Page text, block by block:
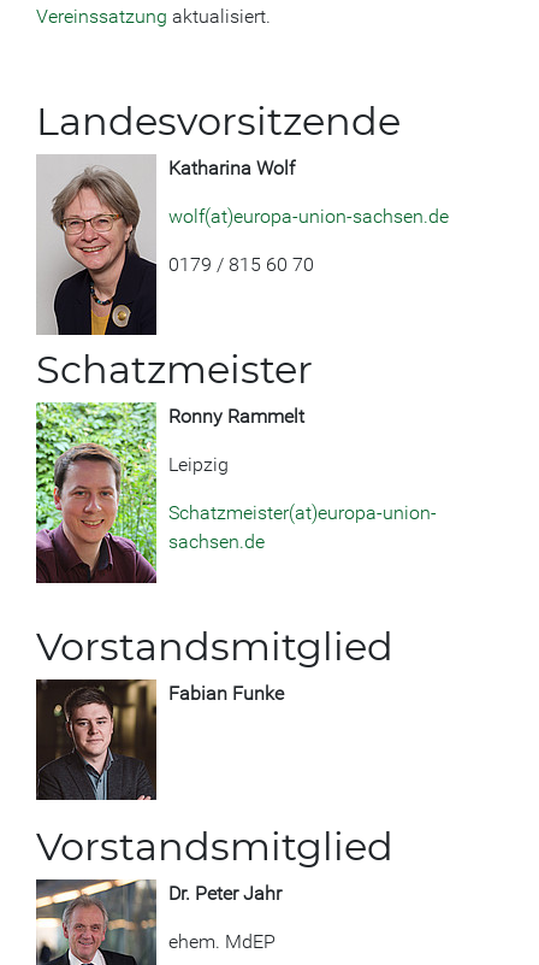
Vereinssatzung aktualisiert.
Landesvorsitzende
Katharina Wolf
wolf(at)europa-union-sachsen.de
0179 / 815 60 70
Schatzmeister
Ronny Rammelt
Leipzig
Schatzmeister(at)europa-union-
sachsen.de
Vorstandsmitglied
Fabian Funke
Vorstandsmitglied
Dr. Peter Jahr
ehem. MdEP